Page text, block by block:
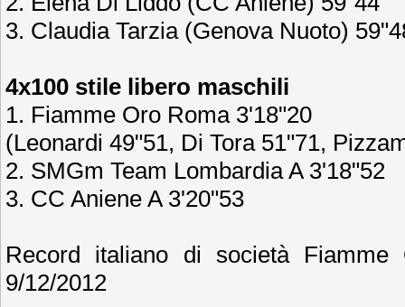
3. Claudia Tarzia (Genova Nuoto)
4x100 stile libero maschili
1. Fiamme Oro Roma 3'18"20
(Leonardi 49"51, Di Tora 51"71,
2. SMGm Team Lombardia A 3'18"52
3. CC Aniene A 3'20"53
Record italiano di società
9/12/2012